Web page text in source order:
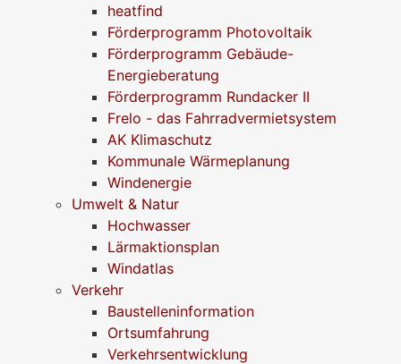
heatfind
Förderprogramm Photovoltaik
Förderprogramm Gebäude-
Energieberatung
Förderprogramm Rundacker II
Frelo - das Fahrradvermietsystem
AK Klimaschutz
Kommunale Wärmeplanung
Windenergie
Umwelt & Natur
Hochwasser
Lärmaktionsplan
Windatlas
Verkehr
Baustelleninformation
Ortsumfahrung
Verkehrsentwicklung